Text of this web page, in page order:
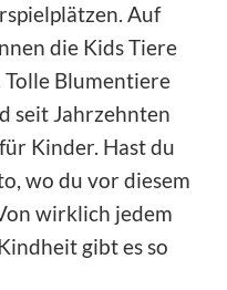
Auf
die Kids Tiere
Blumentiere
seit Jahrzehnten
Kinder. Hast du
wo du vor diesem
wirklich jedem
gibt es so